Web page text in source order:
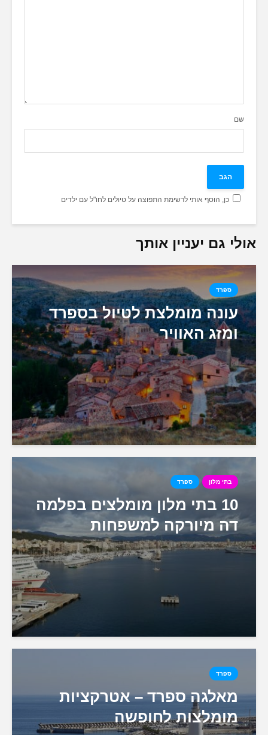
שם
כן, הוסף אותי לרשימת התפוצה על טיולים לחו"ל עם ילדים
אולי גם יעניין אותך
ספרד
עונה מומלצת לטיול בספרד
ומזג האוויר
בתי מלון ספרד
10 בתי מלון מומלצים בפלמה
דה מיורקה למשפחות
ספרד
מאלגה ספרד – אטרקציות
מומלצות לחופשה